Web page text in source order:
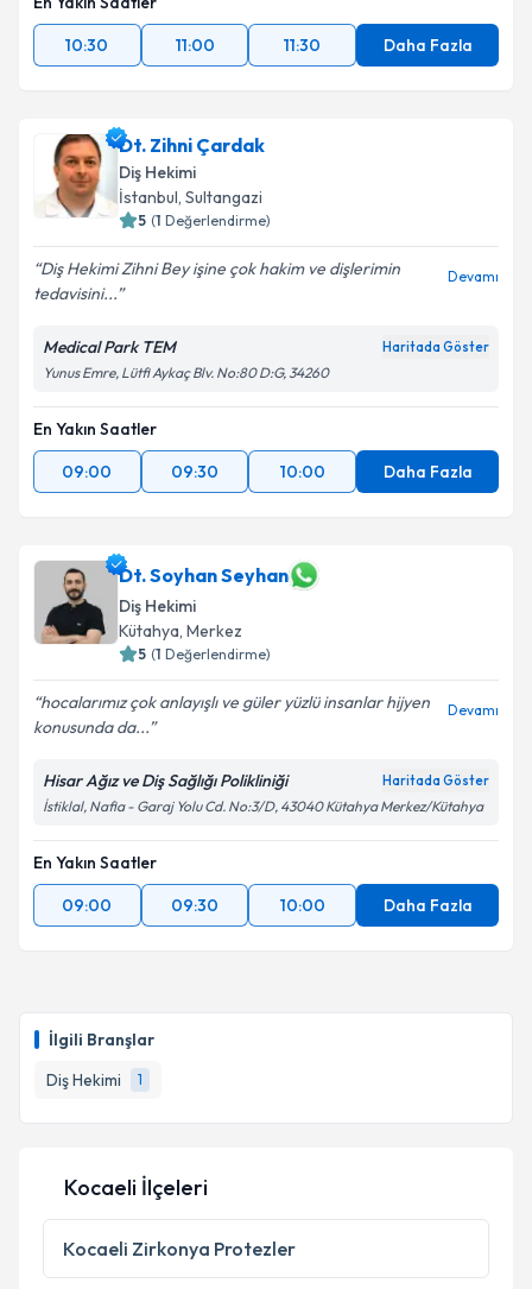
İlgili Branşlar
Diş Hekimi
1
10:30
11:00 11:30 Daha Fazla
Dt. Zihni Çardak
Diş Hekimi
İstanbul, Sultangazi
5 (1 Değerlendirme)
Diş Hekimi Zihni Bey işine çok hakim ve dişlerimin
tedavisini...
Devamı
Medical Park TEM Haritada Göster
Yunus Emre, Lütfi Aykaç Blv. No:80 D:G, 34260
En Yakın Saatler
09:00
09:30 10:00 Daha Fazla
Dt. Soyhan Seyhan
Diş Hekimi
Kütahya, Merkez
5 (1 Değerlendirme)
hocalarımız çok anlayışlı ve güler yüzlü insanlar hijyen
konusunda da...
Devamı
Hisar Ağız ve Diş Sağlığı Polikliniği Haritada Göster
İstiklal, Nafia - Garaj Yolu Cd. No:3/D, 43040 Kütahya Merkez/Kütahya
En Yakın Saatler
09:00
09:30 10:00 Daha Fazla
Kocaeli İlçeleri
Kocaeli Zirkonya Protezler